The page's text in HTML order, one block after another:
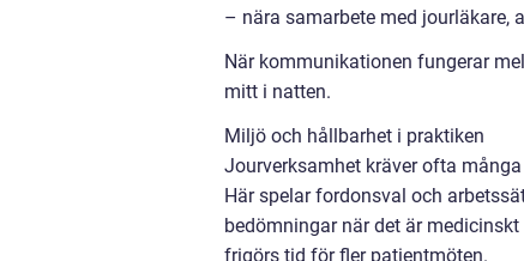
– nära samarbete med jourläkare,
När kommunikationen fungerar
mitt i natten.
Miljö och hållbarhet i praktiken
Jourverksamhet kräver ofta
Här spelar fordonsval och
bedömningar när det är
frigörs tid för fler patientmöten.